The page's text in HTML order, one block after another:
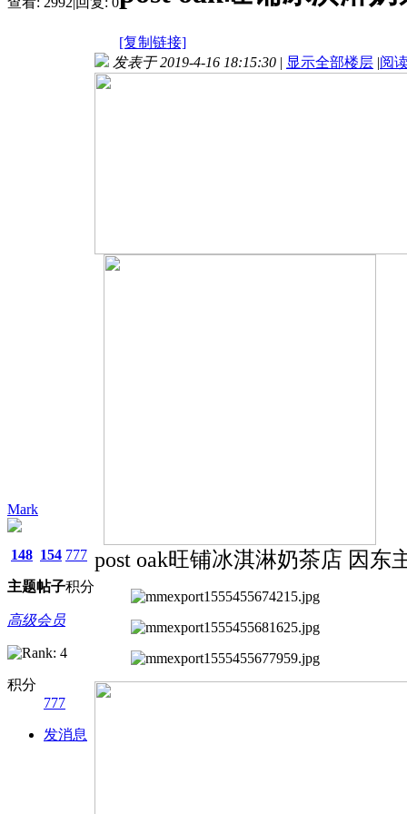
[复制链接]
Mark
148
主题
154
帖子
777
积分
高级会员
积分
777
发消息
发表于 2019-4-16 18:15:30 | 显示全部楼层 |阅
post oak旺铺冰淇淋奶茶店 因东